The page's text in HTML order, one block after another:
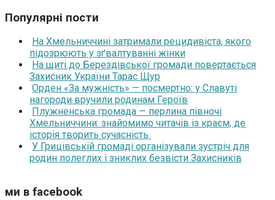
Популярні пости
На Хмельниччині затримали рецидивіста, якого
підозрюють у зґвалтуванні жінки
На щиті до Берездівської громади повертається
Захисник України Тарас Щур
Орден «За мужність» — посмертно: у Славуті
нагороди вручили родинам Героїв
Плужненська громада — перлина півночі
Хмельниччини: знайомимо читачів із краєм, де
історія творить сучасність
У Грицівській громаді організували зустріч для
родин полеглих і зниклих безвісти Захисників
ми в facebook